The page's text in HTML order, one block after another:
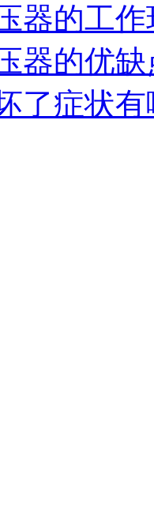
器的工作
器的优缺
了症状有